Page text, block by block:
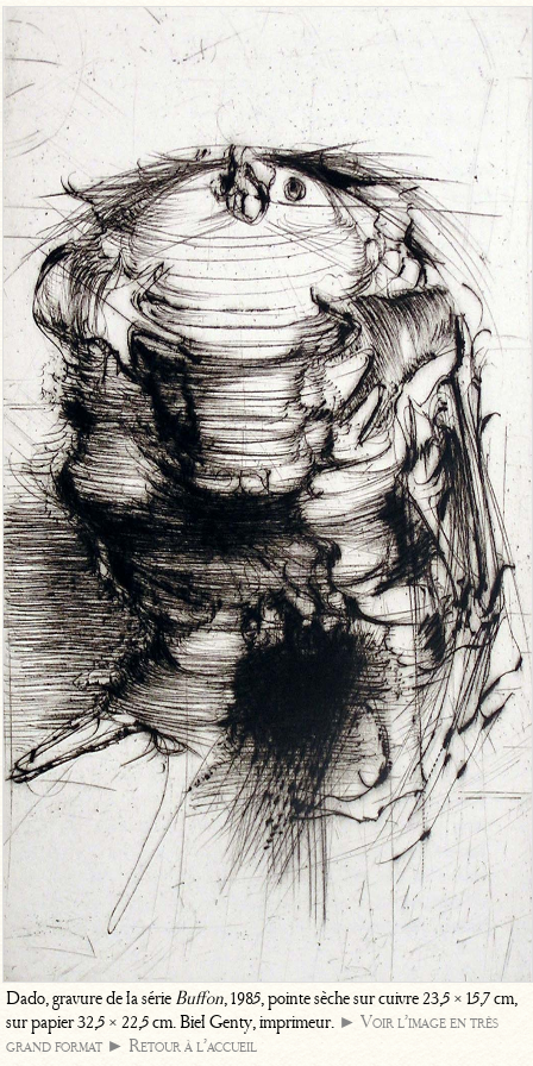
Dado, gravure de la série Buffon, 1985, pointe sèche sur cuivre 23,5 × 15,7 cm,
sur papier 32,5 × 22,5 cm. Biel Genty, imprimeur. ► Voir l’image en très
grand format ► Retour à l’accueil